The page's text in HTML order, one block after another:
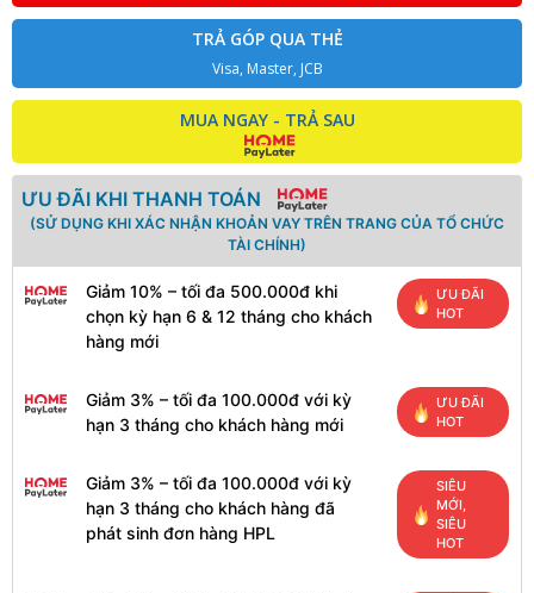
TRẢ GÓP QUA THẺ
Visa, Master, JCB
MUA NGAY - TRẢ SAU
ƯU ĐÃI KHI THANH TOÁN
(SỬ DỤNG KHI XÁC NHẬN KHOẢN VAY TRÊN TRANG CỦA TỔ CHỨC
TÀI CHÍNH)
Giảm 10% – tối đa 500.000đ khi
chọn kỳ hạn 6 & 12 tháng cho khách
hàng mới
ƯU ĐÃI
HOT
Giảm 3% – tối đa 100.000đ với kỳ
hạn 3 tháng cho khách hàng mới
ƯU ĐÃI
HOT
Giảm 3% – tối đa 100.000đ với kỳ
hạn 3 tháng cho khách hàng đã
phát sinh đơn hàng HPL
SIÊU
MỚI,
SIÊU
HOT